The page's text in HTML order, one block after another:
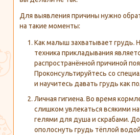
Для выявления причины нужно
на такие моменты:
Как малыш захватывает грудь.
техника прикладывания
распространённой причиной
Проконсультируйтесь со
и научитесь давать грудь как
Личная гигиена. Во время
слишком увлекаться всякими
гелями для душа и скрабами.
ополоснуть грудь тёплой водой